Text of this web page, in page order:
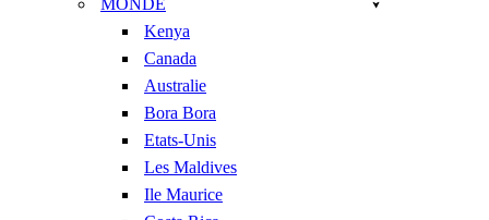
MONDE
Kenya
Canada
Australie
Bora Bora
Etats-Unis
Les Maldives
Ile Maurice